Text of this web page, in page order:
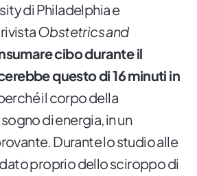
di Philadelphia e
Obstetrics and
cibo durante il
questo di 16 minuti in
il corpo della
di energia, in un
Durante lo studio alle
proprio dello sciroppo di